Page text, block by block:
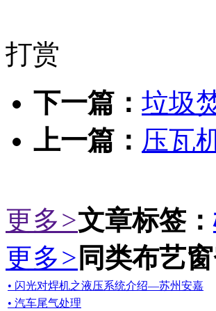
打赏
下一篇： 垃圾
上一篇： 压瓦
更多>文章标签：
更多> 同类布艺
• 闪光对焊机之液压系统介绍—苏州安嘉
• 汽车尾气处理